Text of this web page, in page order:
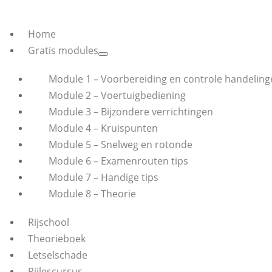
Home
Gratis modules
Module 1 – Voorbereiding en controle
Module 2 – Voertuigbediening
Module 3 – Bijzondere verrichtingen
Module 4 – Kruispunten
Module 5 – Snelweg en rotonde
Module 6 – Examenrouten tips
Module 7 – Handige tips
Module 8 – Theorie
Rijschool
Theorieboek
Letselschade